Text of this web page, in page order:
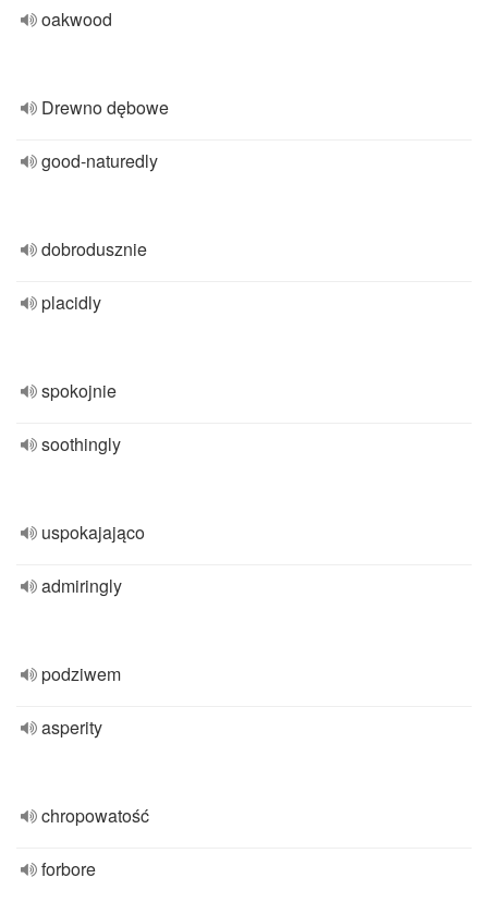
oakwood
Drewno dębowe
good-naturedly
dobrodusznie
placidly
spokojnie
soothingly
uspokajająco
admiringly
podziwem
asperity
chropowatość
forbore